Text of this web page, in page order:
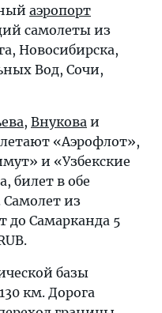
аэропорт
самолеты из
Новосибирска,
Вод, Сочи,
, Внукова и
летают «Аэрофлот»,
и «Узбекские
билет в обе
Самолет из
до Самарканда 5
базы
км. Дорога